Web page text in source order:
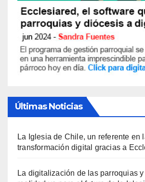
Últimas Noticias
La Iglesia de Chile, un referente en
transformación digital gracias a
La digitalización de las parroquias